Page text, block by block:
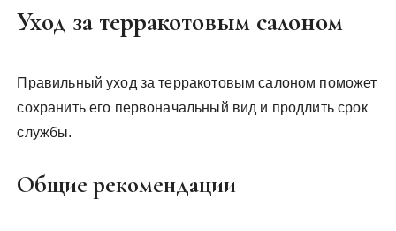
Уход за терракотовым салоном
Правильный уход за терракотовым салоном поможет
сохранить его первоначальный вид и продлить срок
службы.
Общие рекомендации